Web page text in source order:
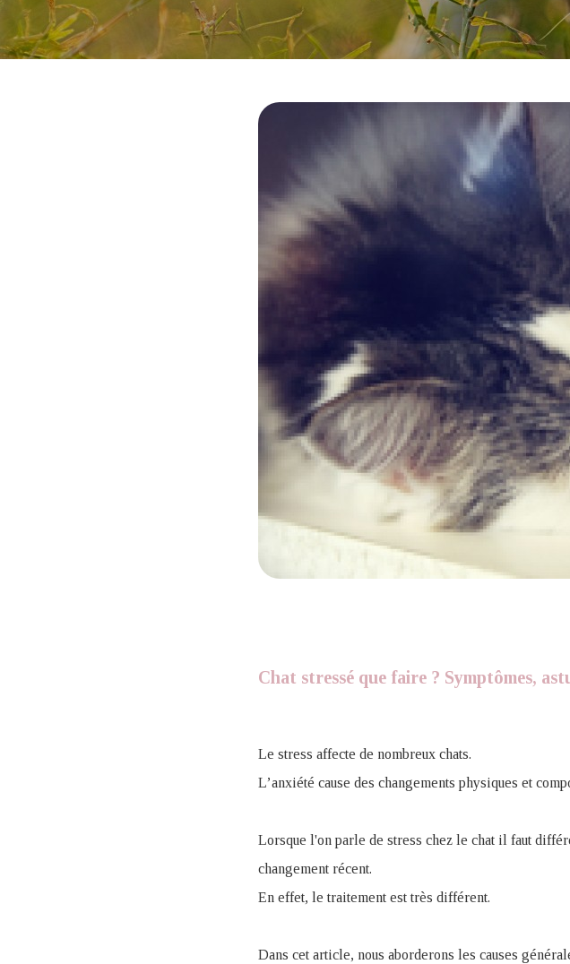
Chat stressé que faire ? Symptômes,
Le stress affecte de nombreux chats.
L’anxiété cause des changements physiques et
Lorsque l'on parle de stress chez le chat il faut
changement récent.
En effet, le traitement est très différent.
Dans cet article, nous aborderons les causes